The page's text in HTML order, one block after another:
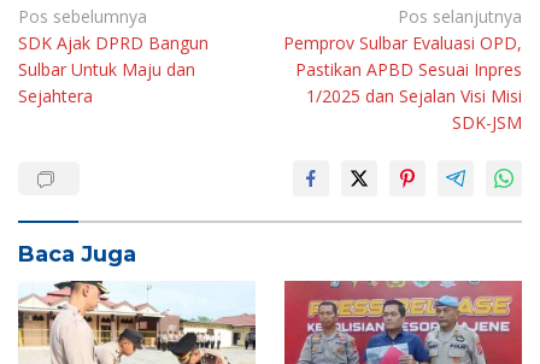
Navigasi
pos
Pos sebelumnya
SDK Ajak DPRD Bangun
Sulbar Untuk Maju dan
Sejahtera
Pos selanjutnya
Pemprov Sulbar Evaluasi OPD,
Pastikan APBD Sesuai Inpres
1/2025 dan Sejalan Visi Misi
SDK-JSM
Baca Juga